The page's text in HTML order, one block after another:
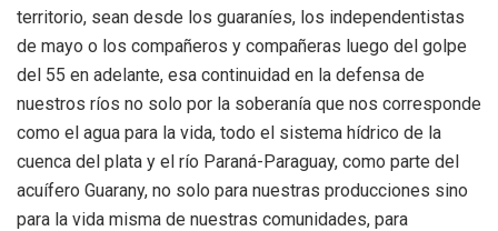
territorio, sean desde los guaraníes, los independentistas
de mayo o los compañeros y compañeras luego del golpe
del 55 en adelante, esa continuidad en la defensa de
nuestros ríos no solo por la soberanía que nos corresponde
como el agua para la vida, todo el sistema hídrico de la
cuenca del plata y el río Paraná-Paraguay, como parte del
acuífero Guarany, no solo para nuestras producciones sino
para la vida misma de nuestras comunidades, para